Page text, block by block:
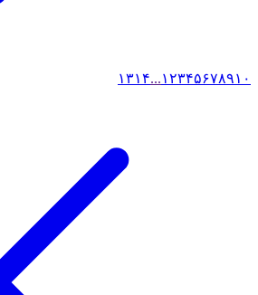
۱۲۳۴۵۶۷۸۹۱۰ ... ۱۳۱۴